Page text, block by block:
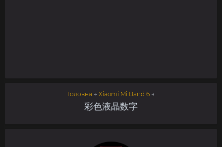
Головна → Xiaomi Mi Band 6 →
彩色液晶数字